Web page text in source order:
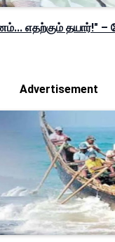
எதற்கும் தயார்!"
Advertisement